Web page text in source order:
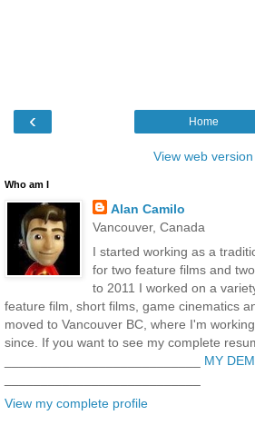
‹ Home
View web version
Who am I
Alan Camilo
Vancouver, Canada
I started working as a
for two feature films and
to 2011 I worked on a
feature film, short films, game cinematics
moved to Vancouver BC, where I'm
since. If you want to see my complete
MY
View my complete profile